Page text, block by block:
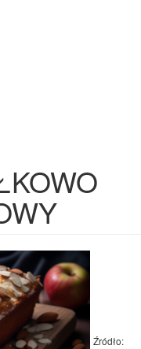
Źródło: